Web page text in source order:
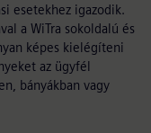
esetekhez igazodik.
a WiTra sokoldalú és
képes kielégíteni
az ügyfél
bányákban vagy